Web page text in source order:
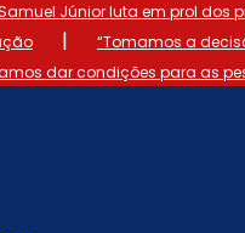
Júnior luta em prol dos
| “Tomamos a
dar condições para as